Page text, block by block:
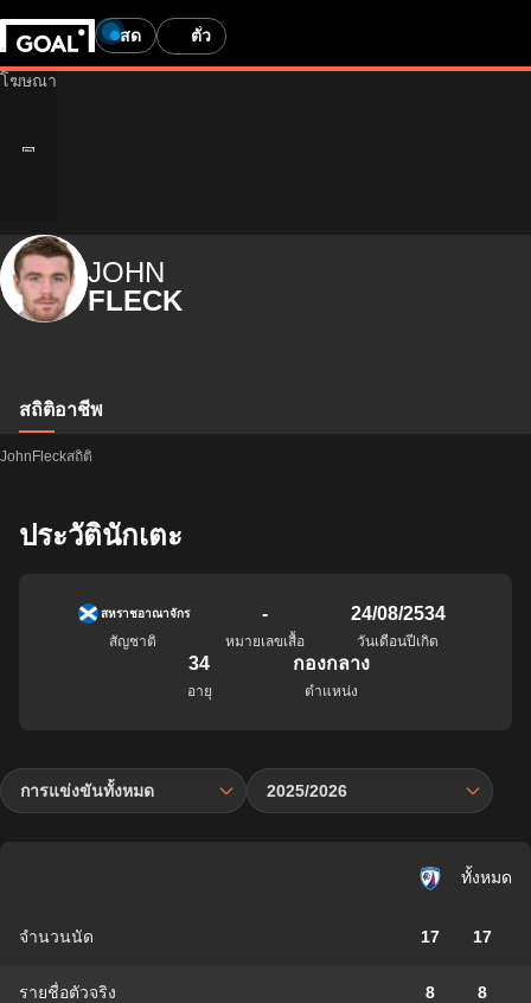
สด ตั๋ว
JOHN
FLECK
สถิติอาชีพ
JohnFleckสถิติ
ประวัตินักเตะ
สหราชอาณาจักร
สัญชาติ
-
หมายเลขเสื้อ
24/08/2534
วันเดือนปีเกิด
34
อายุ
กองกลาง
ตำแหน่ง
การแข่งขันทั้งหมด 2025/2026
ทั้งหมด
จำนวนนัด 17 17
รายชื่อตัวจริง 8 8